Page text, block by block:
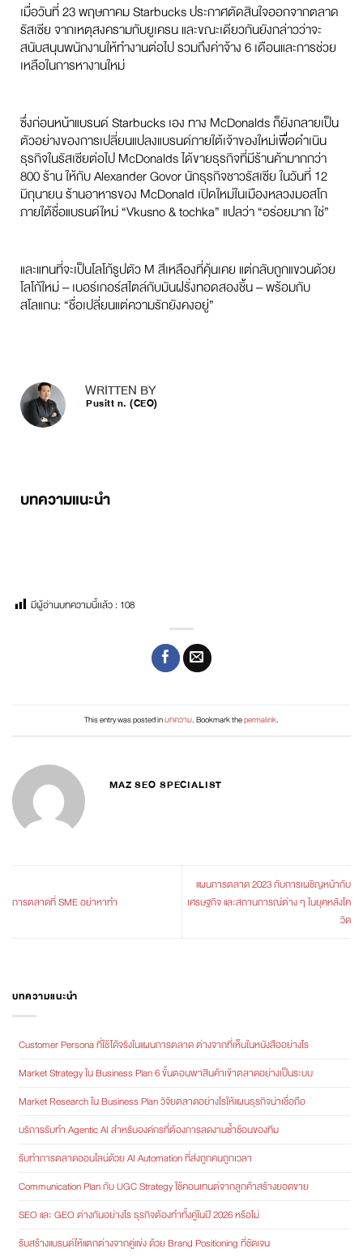
เมื่อวันที่ 23 พฤษภาคม Starbucks ประกาศตัดสินใจออกจากตลาด
รัสเซีย จากเหตุสงครามกับยูเครน และขณะเดียวกันยังกล่าวว่าจะ
สนับสนุนพนักงานให้ทํางานต่อไป รวมถึงค่าจ้าง 6 เดือนและการช่วย
เหลือในการหางานใหม่
ซึ่งก่อนหน้าแบรนด์ Starbucks เอง ทาง McDonalds ก็ยังกลายเป็น
ตัวอย่างของการเปลี่ยนแปลงแบรนด์ภายใต้เจ้าของใหม่เพื่อดําเนิน
ธุรกิจในรัสเซียต่อไป McDonalds ได้ขายธุรกิจที่มีร้านค้ามากกว่า
800 ร้าน ให้กับ Alexander Govor นักธุรกิจชาวรัสเซีย ในวันที่ 12
มิถุนายน ร้านอาหารของ McDonald เปิดใหม่ในเมืองหลวงมอสโก
ภายใต้ชื่อแบรนด์ใหม่ “Vkusno & tochka” แปลว่า “อร่อยมาก ใช่”
และแทนที่จะเป็นโลโก้รูปตัว M สีเหลืองที่คุ้นเคย แต่กลับถูกแขวนด้วย
โลโก้ใหม่ – เบอร์เกอร์สไตล์กับมันฝรั่งทอดสองชิ้น – พร้อมกับ
สโลแกน: “ชื่อเปลี่ยนแต่ความรักยังคงอยู่”
WRITTEN BY
Pusitt n. (CEO)
บทความแนะนำ
มีผู้อ่านบทความนี้เเล้ว :108
This entry was posted inบทความ. Bookmark thepermalink.
MAZ SEO SPECIALIST
การตลาดที่ SME อย่าหาทำ
แผนการตลาด 2023 กับการเผชิญหน้ากับ
เศรษฐกิจ และสถานการณ์ต่าง ๆ ในยุคหลังโค
วิด
บทความแนะนำ
Customer Persona ที่ใช้ได้จริงในแผนการตลาด ต่างจากที่เห็นในหนังสืออย่างไร
Market Strategy ใน Business Plan 6 ขั้นตอนพาสินค้าเข้าตลาดอย่างเป็นระบบ
Market Research ใน Business Plan วิจัยตลาดอย่างไรให้แผนธุรกิจน่าเชื่อถือ
บริการรับทำ Agentic AI สำหรับองค์กรที่ต้องการลดงานซ้ำซ้อนของทีม
รับทำการตลาดออนไลน์ด้วย AI Automation ที่ส่งถูกคนถูกเวลา
Communication Plan กับ UGC Strategy ใช้คอนเทนต์จากลูกค้าสร้างยอดขาย
SEO และ GEO ต่างกันอย่างไร ธุรกิจต้องทำทั้งคู่ในปี 2026 หรือไม่
รับสร้างแบรนด์ให้แตกต่างจากคู่แข่ง ด้วย Brand Positioning ที่ชัดเจน